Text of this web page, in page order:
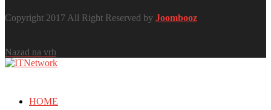
Copyright 2017 All Right Reserved by Joombooz
Nazad na vrh
HOME